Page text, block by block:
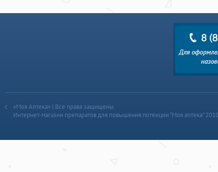
«Моя Аптека» | Все права защищены
Интернет-магазин препаратов для повышения потенции “Моя аптека”